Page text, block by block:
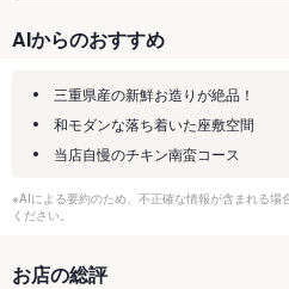
AIからのおすすめ
三重県産の新鮮お造りが絶品！
和モダンな落ち着いた座敷空間
当店自慢のチキン南蛮コース
※AIによる要約のため、不正確な情報が含まれる
ください。
お店の総評